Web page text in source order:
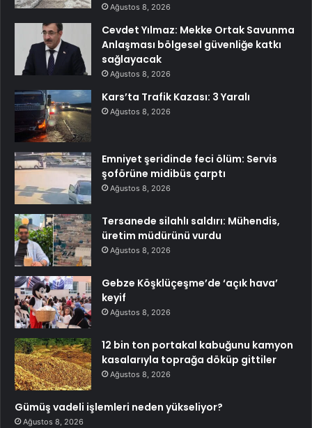
Ağustos 8, 2026
Cevdet Yılmaz: Mekke Ortak Savunma
Anlaşması bölgesel güvenliğe katkı
sağlayacak
Ağustos 8, 2026
Kars’ta Trafik Kazası: 3 Yaralı
Ağustos 8, 2026
Emniyet şeridinde feci ölüm: Servis
şoförüne midibüs çarptı
Ağustos 8, 2026
Tersanede silahlı saldırı: Mühendis,
üretim müdürünü vurdu
Ağustos 8, 2026
Gebze Köşklüçeşme’de ‘açık hava’
keyif
Ağustos 8, 2026
12 bin ton portakal kabuğunu kamyon
kasalarıyla toprağa döküp gittiler
Ağustos 8, 2026
Gümüş vadeli işlemleri neden yükseliyor?
Ağustos 8, 2026